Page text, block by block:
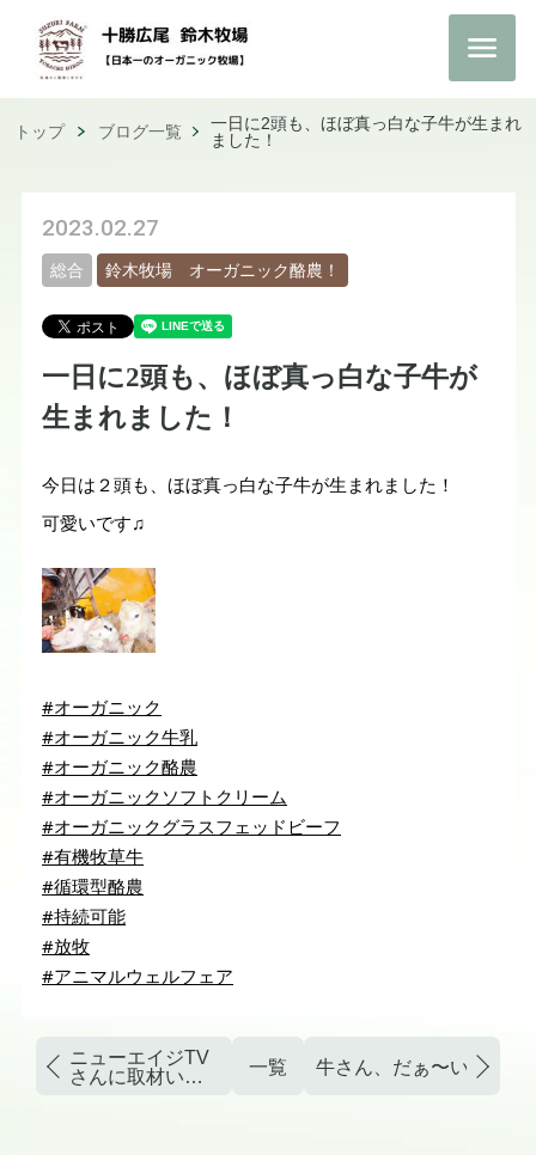
トップ ブログ一覧
一日に2頭も、ほぼ真っ白な子牛が生まれ
ました！
2023.02.27
総合 鈴木牧場 オーガニック酪農！
一日に2頭も、ほぼ真っ白な子牛が
生まれました！
今日は２頭も、ほぼ真っ白な子牛が生まれました！
可愛いです♫
#オーガニック
#オーガニック牛乳
#オーガニック酪農
#オーガニックソフトクリーム
#オーガニックグラスフェッドビーフ
#有機牧草牛
#循環型酪農
#持続可能
#放牧
#アニマルウェルフェア
ニューエイジTV
さんに取材いた
一覧 牛さん、だぁ〜い好き３